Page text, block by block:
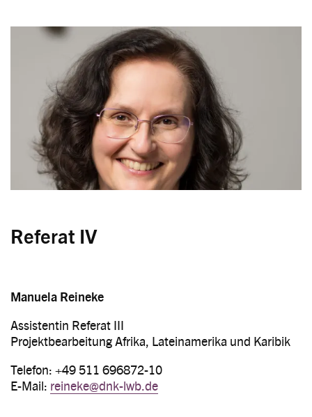
Image
Referat IV
Manuela Reineke
Assistentin Referat III
Projektbearbeitung Afrika, Lateinamerika und Karibik
Telefon: +49 511 696872-10
E-Mail: reineke@dnk-lwb.de